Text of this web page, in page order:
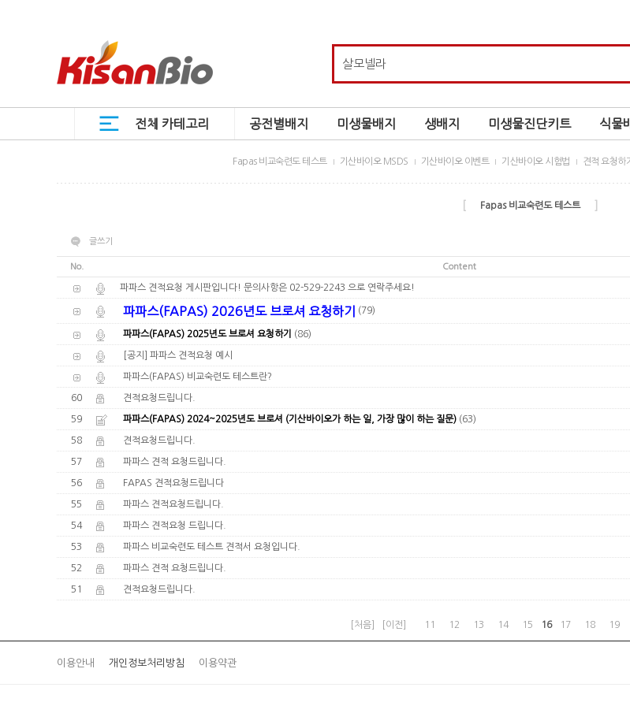
전체 카테고리 공전별배지 미생물배지 생배지 미생물진단키트 식물
Fapas 비교숙련도 테스트 기산바이오 MSDS 기산바이오 이벤트 기산바이오 시험법 견적 요청하기
Fapas 비교숙련도 테스트
글쓰기
No. Content
파파스 견적요청 게시판입니다! 문의사항은 02-529-2243 으로 연락주세요!
파파스(FAPAS) 2026년도 브로셔 요청하기 (79)
파파스(FAPAS) 2025년도 브로셔 요청하기 (86)
[공지] 파파스 견적요청 예시
파파스(FAPAS) 비교숙련도 테스트란?
60 견적요청드립니다.
59 파파스(FAPAS) 2024~2025년도 브로셔 (기산바이오가 하는 일, 가장 많이 하는 질문) (63)
58 견적요청드립니다.
57 파파스 견적 요청드립니다.
56 FAPAS 견적요청드립니다
55 파파스 견적요청드립니다.
54 파파스 견적요청 드립니다.
53 파파스 비교숙련도 테스트 견적서 요청입니다.
52 파파스 견적 요청드립니다.
51 견적요청드립니다.
[처음] [이전] 11 12 13 14 15 16 17 18 19
이용안내 개인정보처리방침 이용약관